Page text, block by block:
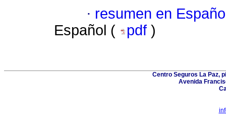
· resumen en
Español (
pdf )
Centro Seguros La Paz,
Avenida